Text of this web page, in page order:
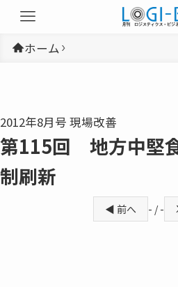
ホーム
2012年8月号 現場改善
第115回 地方中堅
制刷新
◀ 前へ - / -